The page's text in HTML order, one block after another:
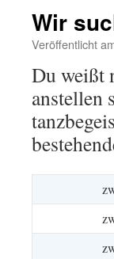
Wir
Veröffentlicht
Du weißt
anstellen